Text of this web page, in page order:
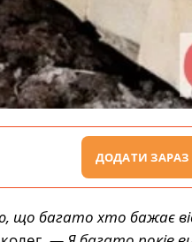
ДОДАТИ ЗАРАЗ
що багато хто бажає